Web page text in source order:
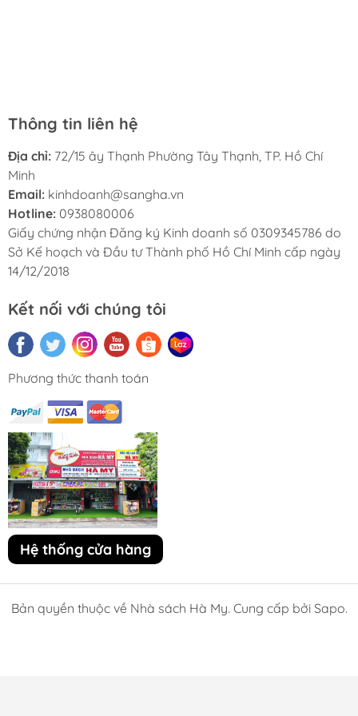
Thông tin liên hệ
Địa chỉ: 72/15 ây Thạnh Phường Tây Thạnh, TP. Hồ Chí
Minh
Email: kinhdoanh@sangha.vn
Hotline: 0938080006
Giấy chứng nhận Đăng ký Kinh doanh số 0309345786 do
Sở Kế hoạch và Đầu tư Thành phố Hồ Chí Minh cấp ngày
14/12/2018
Kết nối với chúng tôi
Phương thức thanh toán
Hệ thống cửa hàng
Bản quyền thuộc về Nhà sách Hà My. Cung cấp bởi Sapo.